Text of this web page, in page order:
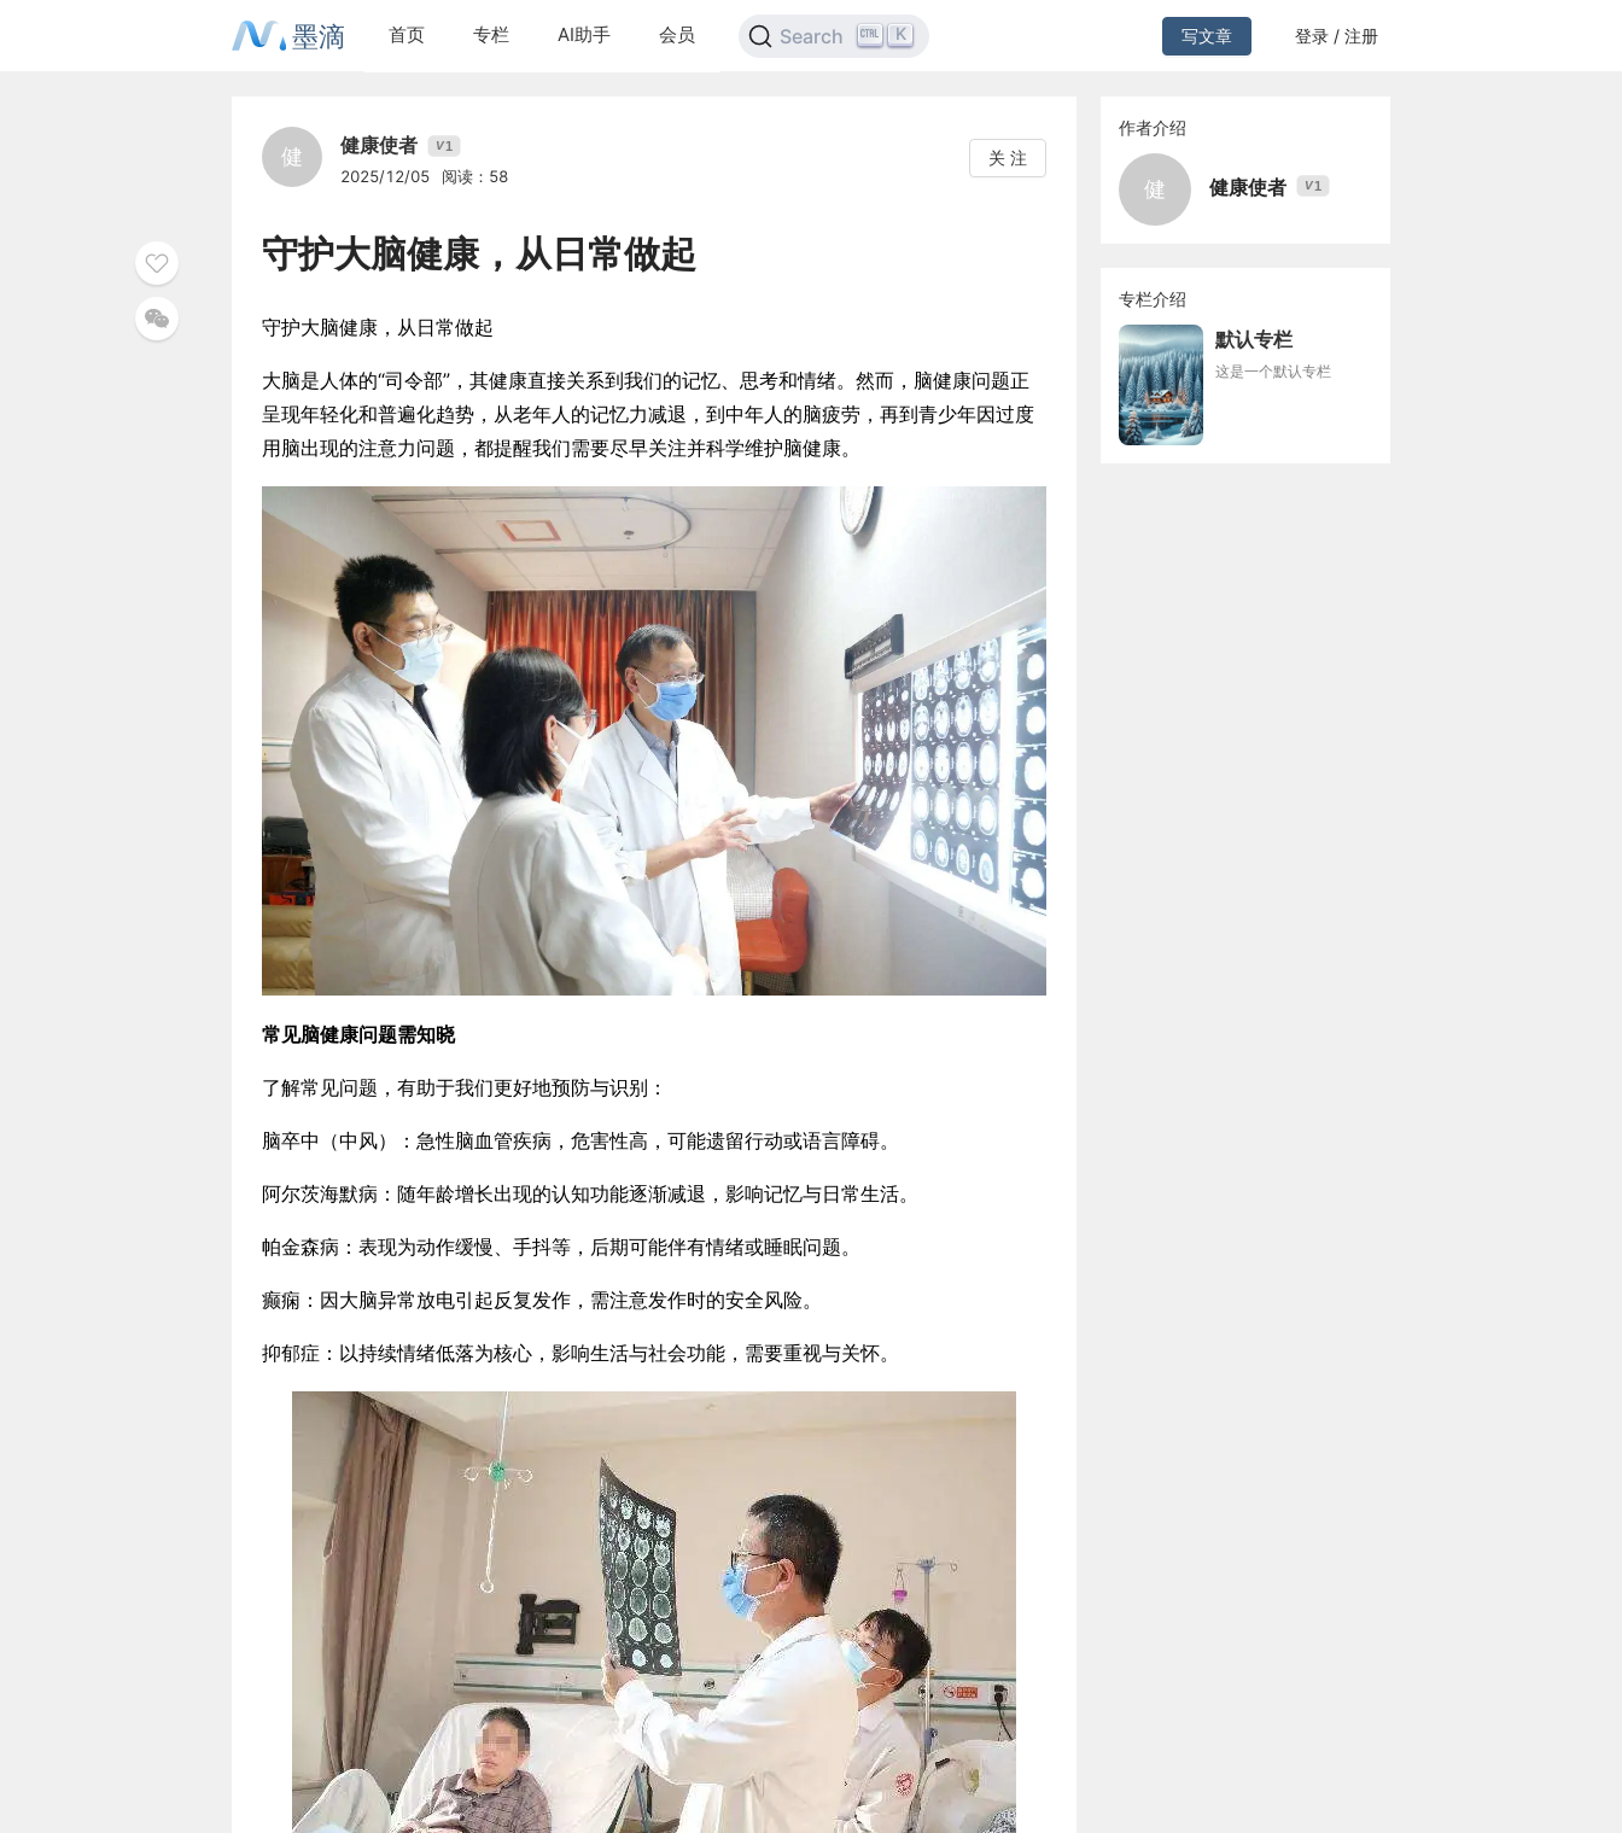
墨滴 首页 专栏 AI助手 会员 Search K 写文章 登录 / 注册
健 健康使者 V1
2025/12/05 阅读：58
关 注
守护大脑健康，从日常做起
守护大脑健康，从日常做起
大脑是人体的“司令部”，其健康直接关系到我们的记忆、思考和情绪。然而，脑健康问题正
呈现年轻化和普遍化趋势，从老年人的记忆力减退，到中年人的脑疲劳，再到青少年因过度
用脑出现的注意力问题，都提醒我们需要尽早关注并科学维护脑健康。
常见脑健康问题需知晓
了解常见问题，有助于我们更好地预防与识别：
脑卒中（中风）：急性脑血管疾病，危害性高，可能遗留行动或语言障碍。
阿尔茨海默病：随年龄增长出现的认知功能逐渐减退，影响记忆与日常生活。
帕金森病：表现为动作缓慢、手抖等，后期可能伴有情绪或睡眠问题。
癫痫：因大脑异常放电引起反复发作，需注意发作时的安全风险。
抑郁症：以持续情绪低落为核心，影响生活与社会功能，需要重视与关怀。
作者介绍
健 健康使者 V1
专栏介绍
默认专栏
这是一个默认专栏